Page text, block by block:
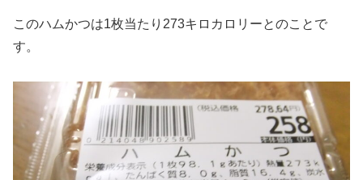
このハムかつは1枚当たり273キロカロリーとのことで
す。